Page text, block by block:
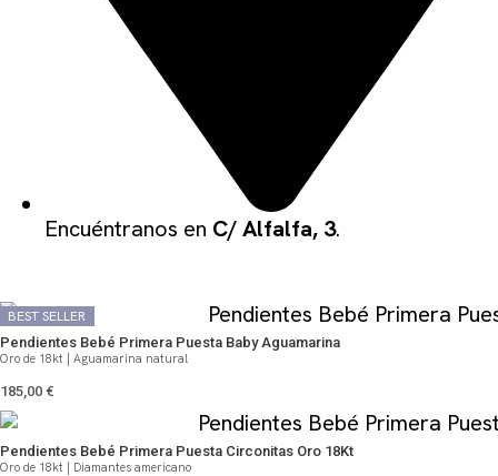
Encuéntranos en C/ Alfalfa, 3.
BEST SELLER
BEST SELLER
Pendientes Bebé Primera Puesta Baby Aguamarina
Oro de 18kt | Aguamarina natural
185,00 €
Pendientes Bebé Primera Puesta Circonitas Oro 18Kt
Oro de 18kt | Diamantes americano